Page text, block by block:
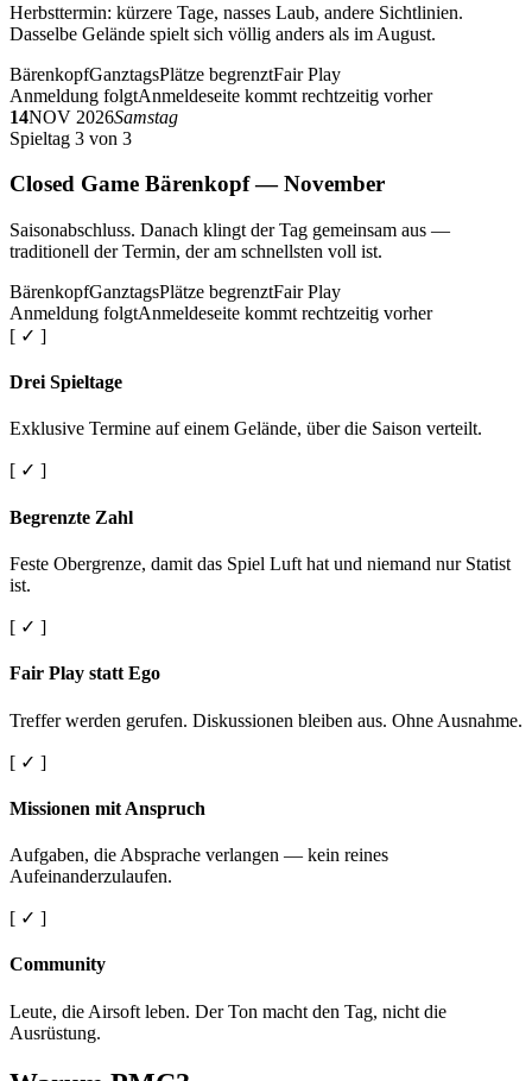
Herbsttermin: kürzere Tage, nasses Laub, andere Sichtlinien.
Dasselbe Gelände spielt sich völlig anders als im August.
BärenkopfGanztagsPlätze begrenztFair Play
Anmeldung folgtAnmeldeseite kommt rechtzeitig vorher
14NOV 2026Samstag
Spieltag 3 von 3
Closed Game Bärenkopf — November
Saisonabschluss. Danach klingt der Tag gemeinsam aus —
traditionell der Termin, der am schnellsten voll ist.
BärenkopfGanztagsPlätze begrenztFair Play
Anmeldung folgtAnmeldeseite kommt rechtzeitig vorher
[ ✓ ]
Drei Spieltage
Exklusive Termine auf einem Gelände, über die Saison verteilt.
[ ✓ ]
Begrenzte Zahl
Feste Obergrenze, damit das Spiel Luft hat und niemand nur Statist
ist.
[ ✓ ]
Fair Play statt Ego
Treffer werden gerufen. Diskussionen bleiben aus. Ohne Ausnahme.
[ ✓ ]
Missionen mit Anspruch
Aufgaben, die Absprache verlangen — kein reines
Aufeinanderzulaufen.
[ ✓ ]
Community
Leute, die Airsoft leben. Der Ton macht den Tag, nicht die
Ausrüstung.